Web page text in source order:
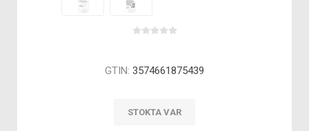
GTIN: 3574661875439
STOKTA VAR